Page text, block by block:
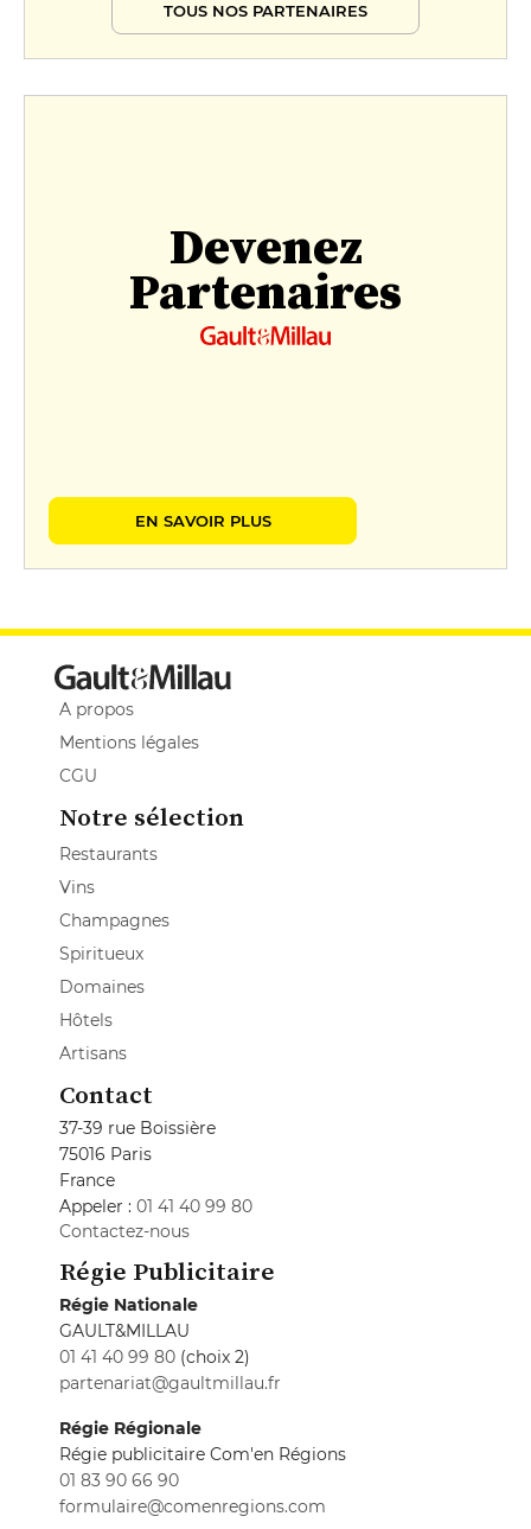
TOUS NOS PARTENAIRES
Devenez
Partenaires
EN SAVOIR PLUS
A propos
Mentions légales
CGU
Notre sélection
Restaurants
Vins
Champagnes
Spiritueux
Domaines
Hôtels
Artisans
Contact
37-39 rue Boissière
75016 Paris
France
Appeler : 01 41 40 99 80
Contactez-nous
Régie Publicitaire
Régie Nationale
GAULT&MILLAU
01 41 40 99 80 (choix 2)
partenariat@gaultmillau.fr
Régie Régionale
Régie publicitaire Com'en Régions
01 83 90 66 90
formulaire@comenregions.com